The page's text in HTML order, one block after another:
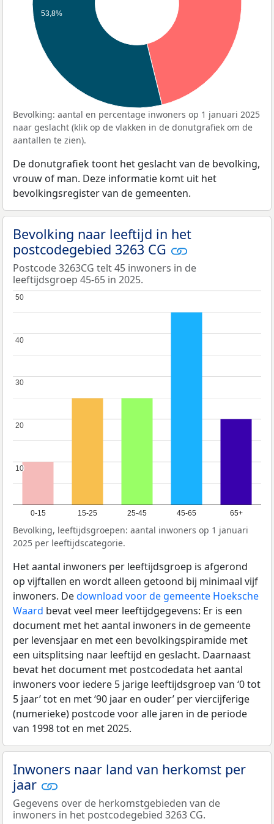
53,8%
Bevolking: aantal en percentage inwoners op 1 januari 2025
naar geslacht (klik op de vlakken in de donutgrafiek om de
aantallen te zien).
De donutgrafiek toont het geslacht van de bevolking,
vrouw of man. Deze informatie komt uit het
bevolkingsregister van de gemeenten.
Bevolking naar leeftijd in het
postcodegebied 3263 CG
Postcode 3263CG telt 45 inwoners in de
leeftijdsgroep 45-65 in 2025.
0-15 15-25 25-45 45-65 65+
10
10
20
20
30
30
40
40
50
50
Bevolking, leeftijdsgroepen: aantal inwoners op 1 januari
2025 per leeftijdscategorie.
Het aantal inwoners per leeftijdsgroep is afgerond
op vijftallen en wordt alleen getoond bij minimaal vijf
inwoners. Dedownload voor de gemeente Hoeksche
Waard bevat veel meer leeftijdgegevens: Er is een
document met het aantal inwoners in de gemeente
per levensjaar en met een bevolkingspiramide met
een uitsplitsing naar leeftijd en geslacht. Daarnaast
bevat het document met postcodedata het aantal
inwoners voor iedere 5 jarige leeftijdsgroep van ‘0 tot
5 jaar’ tot en met ‘90 jaar en ouder’ per viercijferige
(numerieke) postcode voor alle jaren in de periode
van 1998 tot en met 2025.
Inwoners naar land van herkomst per
jaar
Gegevens over de herkomstgebieden van de
inwoners in het postcodegebied 3263 CG.